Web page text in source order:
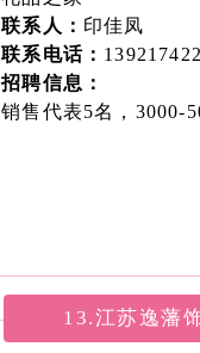
联系人： 印佳凤
联系电话：
招聘信息：
销售代表5名，3000-
13.江苏逸藩